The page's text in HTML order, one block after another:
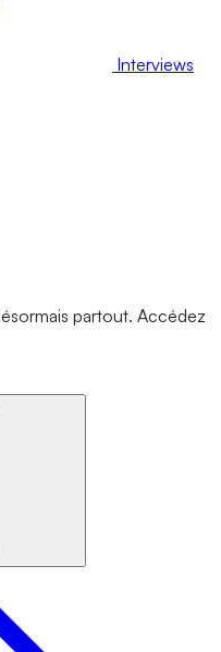
Interviews
partout. Accédez